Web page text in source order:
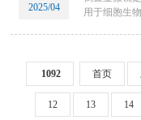
2025/04
用于细胞生
1092 首页
12 13 14